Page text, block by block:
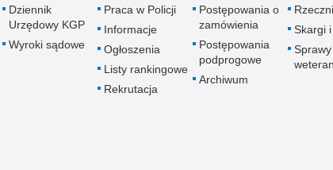
Dziennik
Urzędowy KGP
Wyroki sądowe
Praca w Policji
Informacje
Ogłoszenia
Listy rankingowe
Rekrutacja
Postępowania o
zamówienia
Postępowania
podprogowe
Archiwum
Skargi
Sprawy